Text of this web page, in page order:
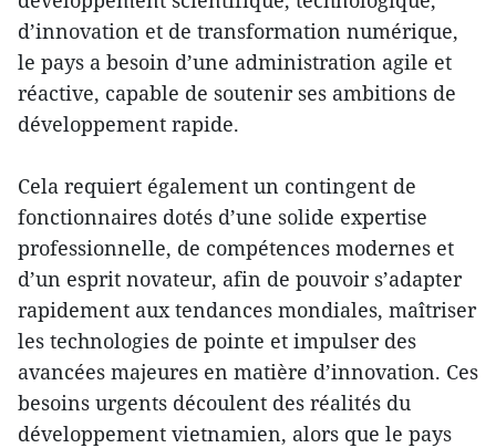
d’innovation et de transformation numérique,
le pays a besoin d’une administration agile et
réactive, capable de soutenir ses ambitions de
développement rapide.
Cela requiert également un contingent de
fonctionnaires dotés d’une solide expertise
professionnelle, de compétences modernes et
d’un esprit novateur, afin de pouvoir s’adapter
rapidement aux tendances mondiales, maîtriser
les technologies de pointe et impulser des
avancées majeures en matière d’innovation. Ces
besoins urgents découlent des réalités du
développement vietnamien, alors que le pays